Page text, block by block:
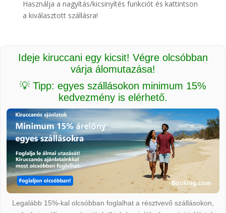
Használja a nagyítás/kicsinyítés funkciót és kattintson
a kiválasztott szállásra!
Ideje kiruccani egy kicsit! Végre olcsóbban
várja álomutazása!
💡 Tipp: egyes szállásokon minimum 15%
kedvezmény is elérhető.
Legalább 15%-kal olcsóbban foglalhat a résztvevő szállásokon,